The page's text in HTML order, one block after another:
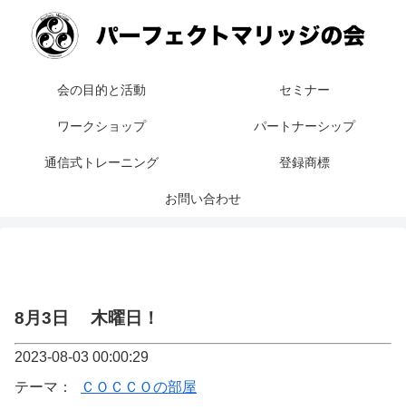
会の目的と活動 セミナー
ワークショップ パートナーシップ
通信式トレーニング 登録商標
お問い合わせ
8月3日 木曜日！
2023-08-03 00:00:29
テーマ：
ＣＯＣＣＯの部屋